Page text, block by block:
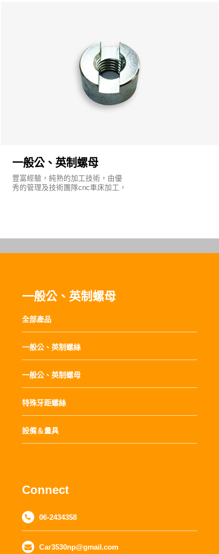
一般公、英制螺母
全部產品
一般公、英制螺絲
一般公、英制螺母
特殊牙距螺絲
設備＆量具
一般公、英制螺母
豐富經驗，純熟的加工技術，由優
秀的管理及技術團隊cnc車床加工，
Connect
06-2434358
Car3530np@gmail.com